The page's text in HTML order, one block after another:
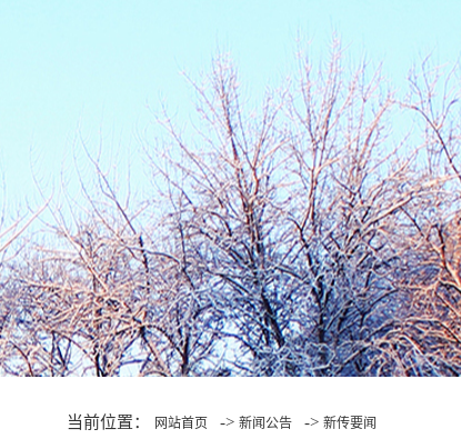
当前位置： 网站首页 -> 新闻公告 -> 新传要闻